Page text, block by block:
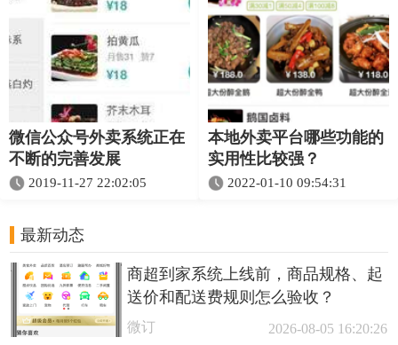
微信公众号外卖系统正在
不断的完善发展
2019-11-27 22:02:05
本地外卖平台哪些功能的
实用性比较强？
2022-01-10 09:54:31
最新动态
商超到家系统上线前，商品规格、起
送价和配送费规则怎么验收？
微订 2026-08-05 16:20:26